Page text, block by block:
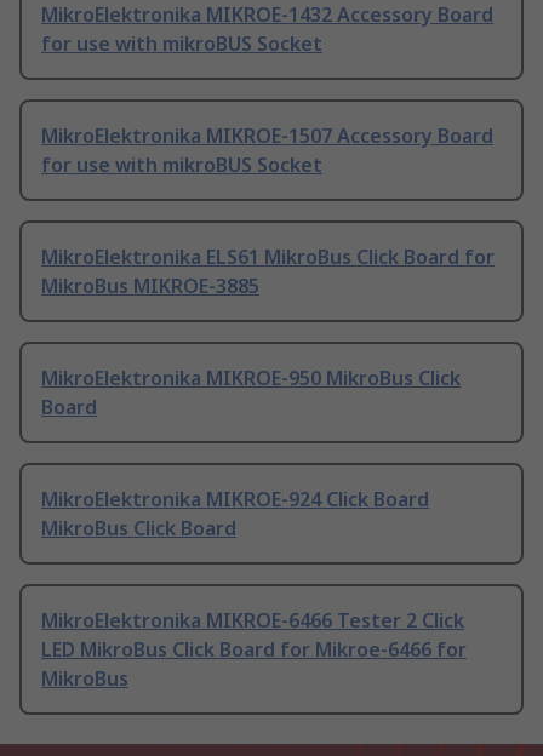
MikroElektronika MIKROE-1432 Accessory Board
for use with mikroBUS Socket
MikroElektronika MIKROE-1507 Accessory Board
for use with mikroBUS Socket
MikroElektronika ELS61 MikroBus Click Board for
MikroBus MIKROE-3885
MikroElektronika MIKROE-950 MikroBus Click
Board
MikroElektronika MIKROE-924 Click Board
MikroBus Click Board
MikroElektronika MIKROE-6466 Tester 2 Click
LED MikroBus Click Board for Mikroe-6466 for
MikroBus